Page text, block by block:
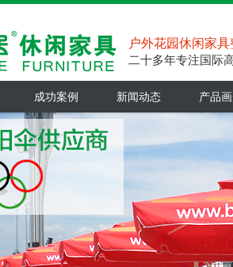
户外花园休闲家
二十多年专注国际
成功案例 新闻动态 产品